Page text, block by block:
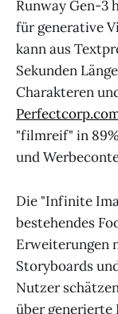
Runway Gen-3
für generative
kann aus
Sekunden
Charakteren
"filmreif" in
und
Die "Infinite
bestehendes
Erweiterungen
Storyboards
Nutzer
über generierte